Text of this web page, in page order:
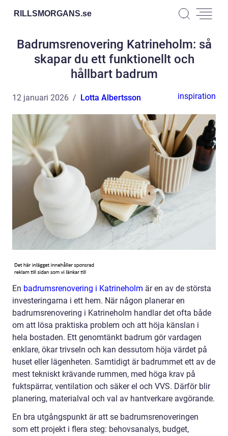
RILLSMORGANS.se
Badrumsrenovering Katrineholm: så
skapar du ett funktionellt och
hållbart badrum
12 januari 2026 Lotta Albertsson inspiration
En badrumsrenovering i Katrineholm är en av de största
investeringarna i ett hem. När någon planerar en
badrumsrenovering i Katrineholm handlar det ofta både
om att lösa praktiska problem och att höja känslan i
hela bostaden. Ett genomtänkt badrum gör vardagen
enklare, ökar trivseln och kan dessutom höja värdet på
huset eller lägenheten. Samtidigt är badrummet ett av de
mest tekniskt krävande rummen, med höga krav på
fuktspärrar, ventilation och säker el och VVS. Därför blir
planering, materialval och val av hantverkare avgörande.
En bra utgångspunkt är att se badrumsrenoveringen
som ett projekt i flera steg: behovsanalys, budget,